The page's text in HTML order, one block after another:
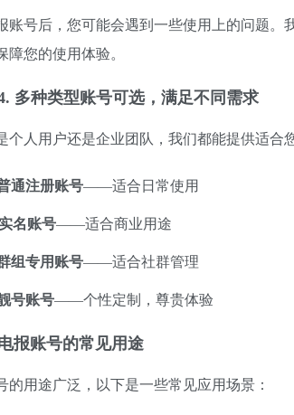
账号后，您可能会遇到一些使用上的问题
障您的使用体验。
多种类型账号可选，满足不同需求
个人用户还是企业团队，我们都能提供适合
通注册账号——适合日常使用
名账号——适合商业用途
组专用账号——适合社群管理
号账号——个性定制，尊贵体验
报账号的常见用途
的用途广泛，以下是一些常见应用场景：